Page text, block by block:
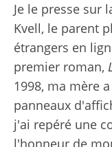
Je le presse sur
Kvell, le parent
étrangers en
premier roman,
1998, ma mère
panneaux
j'ai repéré une